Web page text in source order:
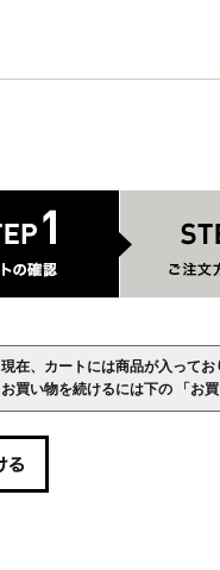
現在、カートには商品が入ってお
お買い物を続けるには下の 「お